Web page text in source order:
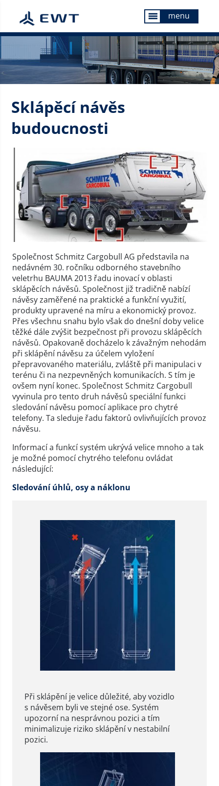
menu menu
Sklápěcí návěs
budoucnosti
Společnost Schmitz Cargobull AG představila na
nedávném 30. ročníku odborného stavebního
veletrhu BAUMA 2013 řadu inovací v oblasti
sklápěcích návěsů. Společnost již tradičně nabízí
návěsy zaměřené na praktické a funkční využití,
produkty upravené na míru a ekonomický provoz.
Přes všechnu snahu bylo však do dnešní doby velice
těžké dále zvýšit bezpečnost při provozu sklápěcích
návěsů. Opakovaně docházelo k závažným nehodám
při sklápění návěsu za účelem vyložení
přepravovaného materiálu, zvláště při manipulaci v
terénu či na nezpevněných komunikacích. S tím je
ovšem nyní konec. Společnost Schmitz Cargobull
vyvinula pro tento druh návěsů speciální funkci
sledování návěsu pomocí aplikace pro chytré
telefony. Ta sleduje řadu faktorů ovlivňujících provoz
návěsu.
Informací a funkcí systém ukrývá velice mnoho a tak
je možné pomocí chytrého telefonu ovládat
následující:
Sledování úhlů, osy a náklonu
Při sklápění je velice důležité, aby vozidlo
s návěsem byli ve stejné ose. Systém
upozorní na nesprávnou pozici a tím
minimalizuje riziko sklápění v nestabilní
pozici.